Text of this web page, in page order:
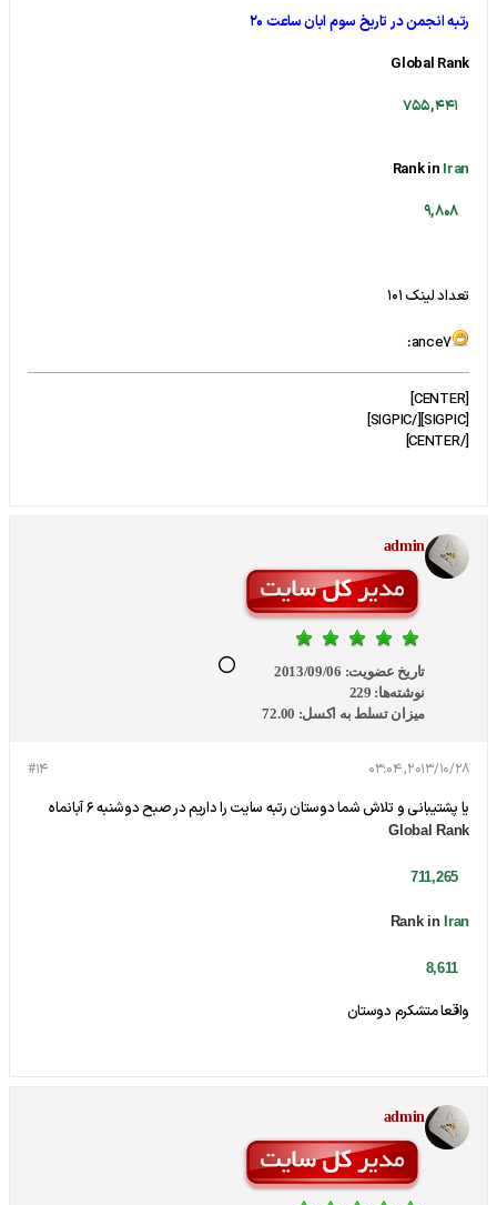
رتبه انجمن در تاریخ سوم ابان ساعت 20
Global Rank
755,441
Rank in Iran
9,808
تعداد لینک 101
ance7:
[CENTER]
[SIGPIC][/SIGPIC]
[/CENTER]
admin
تاریخ عضویت: 2013/09/06
نوشته‌ها: 229
میزان تسلط به اکسل: 72.00
#14 2013/10/28, 03:04
یا پشتیبانی و تلاش شما دوستان رتبه سایت را داریم در صبح دوشنبه 6 آبانماه
Global Rank
711,265
Rank in Iran
8,611
واقعا متشکرم دوستان
admin